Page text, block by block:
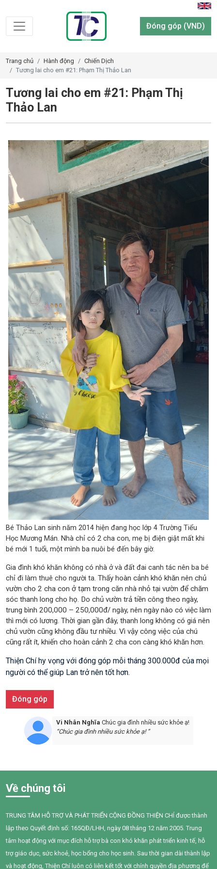
Đóng góp (VND)
Trang chủ Hành động
Chiến Dịch
Tương lai cho em #21: Phạm Thị Thảo Lan
Tương lai cho em #21: Phạm Thị
Thảo Lan
Bé Thảo Lan sinh năm 2014 hiện đang học lớp 4 Trường Tiểu
Học Mương Mán. Nhà chỉ có 2 cha con, mẹ bị điện giật mất khi
bé mới 1 tuổi, một mình ba nuôi bé đến bây giờ.
Gia đình khó khăn không có nhà ở và đất đai canh tác nên ba bé
chỉ đi làm thuê cho người ta. Thấy hoàn cảnh khó khăn nên chủ
vườn cho 2 cha con ở tạm trong căn nhà nhỏ tại vườn để chăm
sóc thanh long cho họ. Do chủ vườn trả tiền công theo ngày,
trung bình 200,000 – 250,000đ/ ngày, nên ngày nào có việc làm
thì mới có lương. Thời gian gần đây, thanh long không có giá nên
chủ vườn cũng không đầu tư nhiều. Vì vậy công việc của chú
cũng rất ít, khiến cho hoàn cảnh 2 cha con càng khó khăn hơn.
Thiện Chí hy vọng với đóng góp mỗi tháng 300.000đ của mọi
người có thể giúp Lan trở nên tốt hơn.
Đóng góp
Vi Nhân Nghĩa Chúc gia đình nhiều sức khỏe ạ!
“Chúc gia đình nhiều sức khỏe ạ! ”
Về chúng tôi
TRUNG TÂM HỖ TRỢ VÀ PHÁT TRIỂN CỘNG ĐỒNG THIỆN CHÍ được thành
lập theo Quyết định số: 165QĐ/LHH, ngày 08 tháng 12 năm 2005. Trung
tâm hoạt động với mục đích hỗ trợ bà con khó khăn phát triển kinh tế, hỗ
trợ giáo dục, sức khoẻ, học bổng cho học sinh. Sau thời gian dài thành lập
và hoạt động, Thiện Chí luôn có liên kết tốt với chính quyền địa phương để